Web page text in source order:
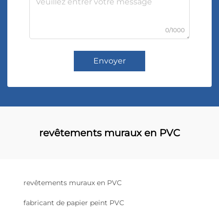
0/1000
Envoyer
revêtements muraux en PVC
revêtements muraux en PVC
fabricant de papier peint PVC